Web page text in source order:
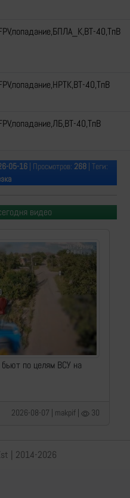
40,ТпВ
40,ТпВ
40,ТпВ
05-16 | Просмотров: 268 | Теги:
видео
по целям ВСУ на
2026-08-07 | makpif | 30
| 2014-2026